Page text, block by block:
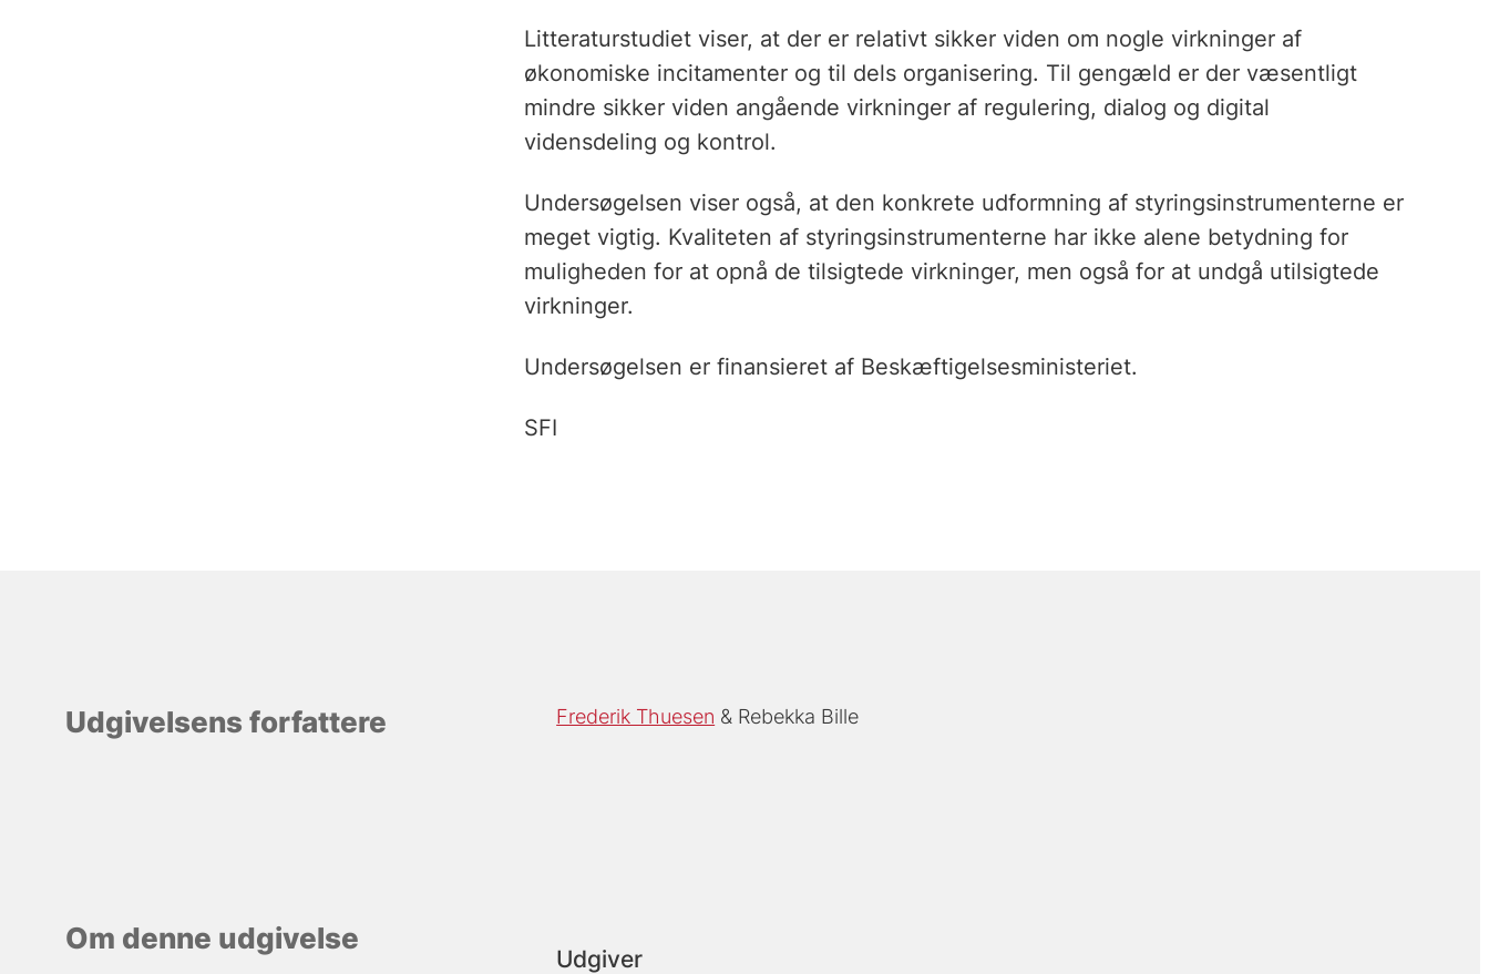
Litteraturstudiet viser, at der er relativt sikker viden om nogle virkninger af
økonomiske incitamenter og til dels organisering. Til gengæld er der væsentligt
mindre sikker viden angående virkninger af regulering, dialog og digital
vidensdeling og kontrol.
Undersøgelsen viser også, at den konkrete udformning af styringsinstrumenterne er
meget vigtig. Kvaliteten af styringsinstrumenterne har ikke alene betydning for
muligheden for at opnå de tilsigtede virkninger, men også for at undgå utilsigtede
virkninger.
Undersøgelsen er finansieret af Beskæftigelsesministeriet.
SFI
Udgivelsens forfattere Frederik Thuesen Rebekka Bille
Om denne udgivelse
Udgiver